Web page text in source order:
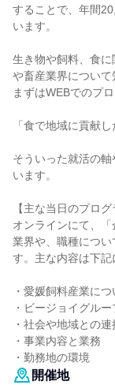
することで、年間
います。
生き物や飼料、食
や畜産業界について
まずはWEBでのプ
「食で地域に貢献
そういった就活の
います。
【主な当日のプログ
オンラインにて、「
業界や、職種につ
す。主な内容は下記
・愛媛飼料産業につ
・ビージョイグル
・社会や地域との連
・事業内容と業務
・勤務地の環境
開催地